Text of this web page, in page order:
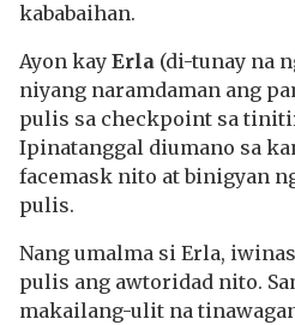
kababaihan.
Ayon kay Erla (di-tunay na
niyang naramdaman ang
pulis sa checkpoint sa
Ipinatanggal diumano sa
facemask nito at binigyan
pulis.
Nang umalma si Erla,
pulis ang awtoridad nito.
makailang-ulit na